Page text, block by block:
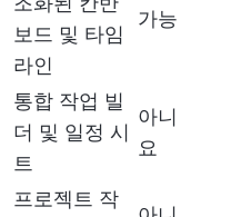
보드 및 타임
라인
가능
통합 작업 빌
더 및 일정 시
트
아니
요
프로젝트 작